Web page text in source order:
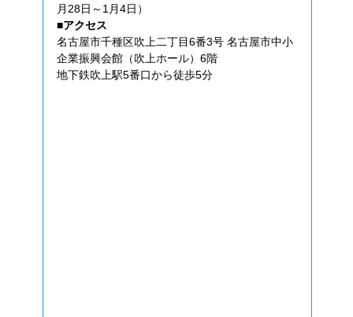
月28日～1月4日）
■アクセス
名古屋市千種区吹上二丁目6番3号 名古屋市中小
企業振興会館（吹上ホール）6階
地下鉄吹上駅5番口から徒歩5分